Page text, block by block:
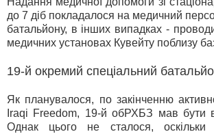
до 7 діб покладалося на медичний
батальйону, в інших випадках -
медичних установах Кувейту поблизу
19-й окремий спеціальний
Як планувалося, по закінченню
Iraqi Freedom, 19-й обРХБЗ мав бути
Однак цього не сталося, оскільки